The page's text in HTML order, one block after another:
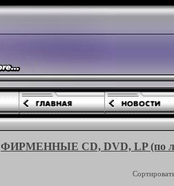
ФИРМЕННЫЕ CD, DVD, LP (по